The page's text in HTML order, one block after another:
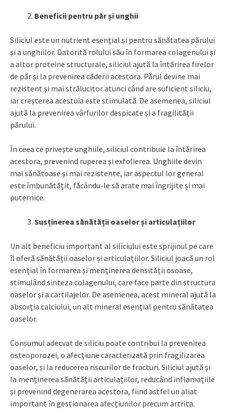
Beneficii pentru păr și unghii
Siliciul este un nutrient esențial și pentru sănătatea părului
și a unghiilor. Datorită rolului său în formarea colagenului și
a altor proteine structurale, siliciul ajută la întărirea firelor
de păr și la prevenirea căderii acestora. Părul devine mai
rezistent și mai strălucitor atunci când are suficient siliciu,
iar creșterea acestuia este stimulată. De asemenea, siliciul
ajută la prevenirea vârfurilor despicate și a fragilității
părului.
În ceea ce privește unghiile, siliciul contribuie la întărirea
acestora, prevenind ruperea și exfolierea. Unghiile devin
mai sănătoase și mai rezistente, iar aspectul lor general
este îmbunătățit, făcându-le să arate mai îngrijite și mai
puternice.
Susținerea sănătății oaselor și articulațiilor
Un alt beneficiu important al siliciului este sprijinul pe care
îl oferă sănătății oaselor și articulațiilor. Siliciul joacă un rol
esențial în formarea și menținerea densității osoase,
stimulând sinteza colagenului, care face parte din structura
oaselor și a cartilajelor. De asemenea, acest mineral ajută la
absorția calciului, un alt mineral esențial pentru sănătatea
oaselor.
Consumul adecvat de siliciu poate contribui la prevenirea
osteoporozei, o afecțiune caracterizată prin fragilizarea
oaselor, și la reducerea riscurilor de fracturi. Siliciul ajută și
la menținerea sănătății articulațiilor, reducând inflamațiile
și prevenind degenerarea acestora, fiind astfel un aliat
important în gestionarea afecțiunilor precum artrita.